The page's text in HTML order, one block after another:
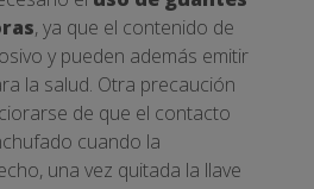
, ya que el contenido de
y pueden además emitir
la salud. Otra precaución
de que el contacto
cuando la
una vez quitada la llave